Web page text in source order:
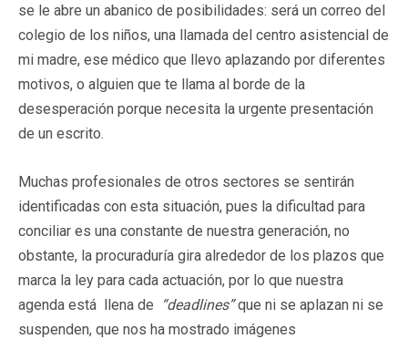
se le abre un abanico de posibilidades: será un correo del
colegio de los niños, una llamada del centro asistencial de
mi madre, ese médico que llevo aplazando por diferentes
motivos, o alguien que te llama al borde de la
desesperación porque necesita la urgente presentación
de un escrito.
Muchas profesionales de otros sectores se sentirán
identificadas con esta situación, pues la dificultad para
conciliar es una constante de nuestra generación, no
obstante, la procuraduría gira alrededor de los plazos que
marca la ley para cada actuación, por lo que nuestra
agenda está llena de
“deadlines”que ni se aplazan ni se
suspenden, que nos ha mostrado imágenes